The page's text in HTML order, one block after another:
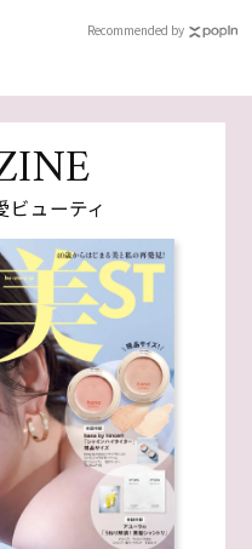
Recommended by
ビューティ